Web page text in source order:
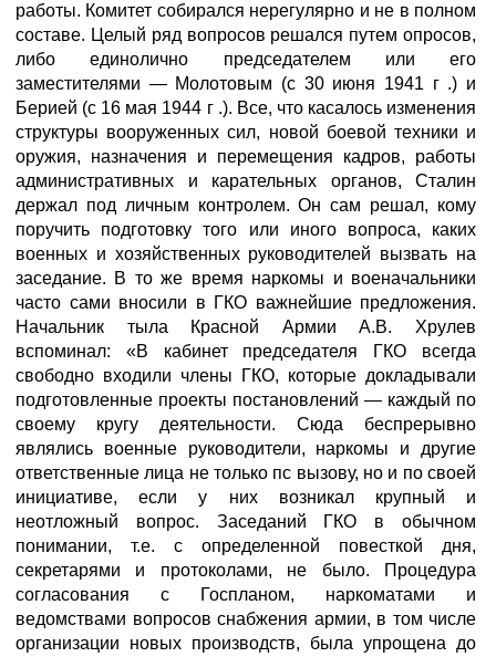
работы. Комитет собирался нерегулярно и не в полном
составе. Целый ряд вопросов решался путем опросов,
либо единолично председателем или его
заместителями — Молотовым (с 30 июня 1941 г .) и
Берией (с 16 мая 1944 г .). Все, что касалось изменения
структуры вооруженных сил, новой боевой техники и
оружия, назначения и перемещения кадров, работы
административных и карательных органов, Сталин
держал под личным контролем. Он сам решал, кому
поручить подготовку того или иного вопроса, каких
военных и хозяйственных руководителей вызвать на
заседание. В то же время наркомы и военачальники
часто сами вносили в ГКО важнейшие предложения.
Начальник тыла Красной Армии А.В. Хрулев
вспоминал: «В кабинет председателя ГКО всегда
свободно входили члены ГКО, которые докладывали
подготовленные проекты постановлений — каждый по
своему кругу деятельности. Сюда беспрерывно
являлись военные руководители, наркомы и другие
ответственные лица не только пс вызову, но и по своей
инициативе, если у них возникал крупный и
неотложный вопрос. Заседаний ГКО в обычном
понимании, т.е. с определенной повесткой дня,
секретарями и протоколами, не было. Процедура
согласования с Госпланом, наркоматами и
ведомствами вопросов снабжения армии, в том числе
организации новых производств, была упрощена до